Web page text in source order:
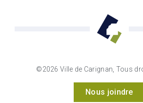
©2026 Ville de Carignan, Tous
Nous joindre